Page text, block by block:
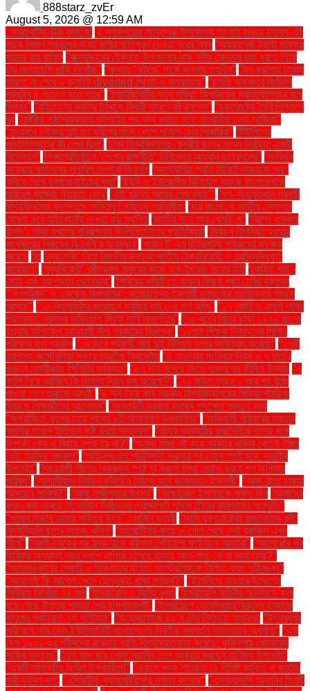
888starz_zvEr
August 5, 2026 @ 12:59 AM
. ডায়াবেটিস ঝুঁকি কমানো:
। সুনামগঞ্জের শান্তিগঞ্জ উপজেলার সাংহাই হাওরে চলমান এই
সড়ক নির্মাণ প্রকল্পের জন্য জমির ক্ষতিপূরণ দেওয়া দূরের বিষয় ''অরফানেজ ট্রাস্ট মামলায়
সাজার রায় বাতিল ''কক্সবাজারের টেকনাফ উপজেলার নাফ নদীর মোহনায় মাছ ধরতে গিয়ে
চার বাংলাদেশি মাঝি নিখোঁজ'' ''খুলনায় ‘নাটুকে’ পার্কে জলবায়ু তহবিল'' ''ঘন কুয়াশায় ঢাকায়
নামতে না পেরে ৬ ফ্লাইট diverted সিলেট ও কলকাতায়'' ''চলতি অর্থবছরে জিডিপি
প্রবৃদ্ধি ৪ শতাংশ হতে পারে'' ''চ্যাটজিপিটির নতুন সুবিধা: ডিপসিকের প্রতিযোগিতার মুখে
বিপ্লব'' ''বাইডেনের জাতির উদ্দেশে বিদায়ী ভাষণে কী বললেন'' ''যুক্তরাষ্ট্রে তৈরি পিস্তলে
খুন ''রাষ্ট্রীয় পৃষ্ঠপোষকতায় লুটপাটের পথ বন্ধ করতে হবে: সাংবাদিক নেতা আজিজ"
''সুন্দরবনে নৌকায় দুই মণ হরিণের মাংস ফেলে পালাল চোর শিকারিরা'' 'টিউলিপের
পদত্যাগপত্রে কী লেখা ছিল'' 'ঢাকা বিশ্ববিদ্যালয় কেন্দ্রীয় ছাত্র সংসদ নির্বাচন: একটি
বিশ্লেষণ'' 'শিক্ষাপ্রতিষ্ঠানে ‘গোপন রাজনীতি’ নিষিদ্ধের আহ্বান ছাত্রদলের'' 'সংবিধান
সংস্কার কমিশনের সুপারিশ সম্পর্কে বিএনপি ‘অস্ট্রেলিয়া প্রতি মিনিটে ভারতকে স্মরণ
করিয়ে দেবে ধবলধোলাইয়ের কথা’ ‘ইইউ ও ইউরোপীয় বিনিয়োগ ব্যাংক বাংলাদেশকে
পরিবেশ সুরক্ষায় সহায়তা দেবে’ ‘এটা হয়তো আমার শেষ ম্যাচ’" ‘গণ–অভ্যুত্থান পরবর্তী
বিশ্ববিদ্যালয় ক্যাম্পাসে শান্তিপূর্ণ পরিবেশ প্রতিষ্ঠিত’ ‘জয় বাংলা’কে জাতীয় স্লোগান
ঘোষণা করে হাইকোর্টের দেওয়া রায় স্থগিত ‘জাতীয় দলে আর খেলছি না’ ‘ট্রাম্প একজন
উন্মাদ’: গাজা দখলের পরিকল্পনায় ফিলিস্তিনিদের প্রতিক্রিয়া ‘নির্বাচন বিলম্বিত হওয়ার
সংস্কারের বিরুদ্ধে বিএনপি’র অবস্থান’ ‘পাঠান টু’ এর চিত্রনাট্য শাহরুখের মন জয়
করেছে ‘মা ‘মুনাফেকি’ নিয়ে রিজভীর মন্তব্য জাতীয় ঐক্যবিরোধী ও দুরভিসন্ধিপূর্ণ:
জামায়াত" ‘যুদ্ধবিরোধী’ রবীন্দ্রনাথ ঠাকুরের কাছে এক ইংরেজ মায়ের চিঠি ‘রোহিত শর্মা -
মোটা এবং গড়পড়তা খেলোয়াড়’ ‘শিবিরের কমিটি’তে থাকার বিষয়ে পূজা চেরির বক্তব্য
"‘গণপরিষদ’ ও ‘সেকেন্ড রিপাবলিক’: জামায়াতসহ ইসলামী দলগুলোর মতভিন্নতা সামনে
আসছে" "১০ কিলোমিটার ব্যবধানে সবজির দাম ৩-৪ গুণ বৃদ্ধি" "১০ কোটি ও এমপি পদের
প্রলোভন: নুরুলের অভিযোগ মিথ্যা দাবি সামান্তার" "১৫ বছরে বিচার ছাড়া ১৯২৬ জনের
হত্যার অভিযোগ আওয়ামী লীগ সরকারের বিরুদ্ধে" "১৮তম শিক্ষক নিবন্ধনের লিখিত
পরীক্ষার ফল প্রকাশ "১৯ দিনে প্রবাসী আয় দুই বিলিয়ন ডলার অতিক্রম করেছে" "২৭টি
ব্যাগসহ অস্ট্রেলিয়া সফরে ভারতীয় ক্রিকেটার "৪ নভেম্বর সংবিধান দিবস ও ৭ মার্চের
গুরুত্ব অস্বীকার: সিপিবির অভিমত" "৬৭ দিন সাগরে ভেসে থাকার পর জীবিত উদ্ধার "৭
বদলি নিয়ে ব্রাজিল কি ফিফার নিয়ম ভঙ্গ করেছে?" "৭০ মাইল দূরে ৪০ বছর পর খুঁজে
পাওয়া গেল হারানো আংটি" "৮ দবি নিয়ে কবি নজরুল বিশ্ববিদ্যালয়ের মিডিয়া স্টাডিজ
বিভাগে শিক্ষার্থীদের আন্দোলন" "অন্তর্বর্তী সরকার যথাযথ পদক্ষেপ গ্রহণে ব্যর্থ
"অপরাজিতা ফুলের চায়ে পাবেন ৬টি অসাধারণ উপকারিতা" "অভিবাসী পরিবারের সন্তান
কমলার সামনে ইতিহাস সৃষ্টি করার সম্ভাবনা" "অমুক ব্যবসায়ীর রাজনৈতিক দলের সঙ্গে
সম্পর্ক: কেন এ বিষয়ে লেখা হয় না?" "অযথা সময় নষ্ট করে সরকারে থাকার কোনো ইচ্ছা
নেই: আসিফ নজরুল" "আইনশৃঙ্খলা পরিস্থিতি সন্ধ্যার পর থেকে স্পষ্ট হবে: স্বরাষ্ট্র
উপদেষ্টা" "আওয়ামী লীগের অবস্থান স্পষ্ট না করলে যমুনা ঘেরাও করবে গণ অধিকার
পরিষদ" "আগামীকাল নির্বাচন কমিশনে বৈঠকে যাবে জামায়াতে ইসলামী" "আজ রাতে ঢাকায়
আসছেন সাকিব?" "আজ লক্ষ্মীপূজার উৎসব" "আজহারুল ইসলামকে মুক্তি দিন "আমাদের
কথা কেউ ভাবছে না: মার্কিন নির্বাচনের প্রেক্ষাপটে পশ্চিম তীরের বাসিন্দাদের অনুভূতি"
"আমার হিজাব আমার শক্তির উৎস" : মার্কিন ছাত্রী "আমি যুক্তরাষ্ট্রের রাজনৈতিক বন্দী:
ফিলিস্তিনি ছাত্র মাহমুদ খলিল" "আর্জেন্টিনার কাছে ৬ গোল খেয়ে সেই ব্রাজিল এখন
শীর্ষে" "আলী-চমকের পর হৃদয়-ঝড়ে বরিশাল পৌঁছালো ফাইনালে আবারো" "আলেপ্পোর পর
সিরিয়ার অন্যান্য শহর দখলে এগিয়ে চলেছে হায়াত আল-শাম: কে বা কারা তারা?"
"আসলাঙ্কারের সেঞ্চুরি ও তিকশানার ঘূর্ণিতে অস্ট্রেলিয়াকে বিস্মিত করল শ্রীলঙ্কা"
"আসলেই কি আপেল খেলে রোগমুক্ত থাকা সম্ভব?" "ইতালিতে যাওয়ার উদ্দেশ্যে
লিবিয়ায় নিখোঁজ ২৪ জন "ইসরায়েলি ৩ জিম্মি মুক্ত "ইসরায়েলি বাহিনীর অভিযানে বন্ধ
হয়ে গেছে উত্তর গাজার শেষ হাসপাতালটি" "ইসরায়েলে নেতানিয়াহুর বিরুদ্ধে হাজারো
মানুষের প্রতিবাদ: দ্য গার্ডিয়ান" "উড়োজাহাজে ৪০ ঘণ্টার নির্যাতন: হাতকড়া "উৎসবমুখর
পরিবেশে নটর ডেম ইউনিভার্সিটি বাংলাদেশের দ্বিতীয় সমাবর্তন সফলভাবে অনুষ্ঠিত" "এই
দেশ ১৯৭১-এর শহীদদের রক্তের প্রতি বিশ্বাসঘাতকতা করেছে: কুমিল্লায় জোনায়েদ
সাকির মন্তব্য" "এক মাস ধরে খোলা সয়াবিন তেল ব্যবহার করছেন বাণিজ্য উপদেষ্টা"
"একটি আমলকীর অসীম উপকারিতা!" "একুশে পদক পাচ্ছেন ১৪ বিশিষ্ট ব্যক্তি ও জাতীয়
নারী ফুটবল দল" "এশিয়াটিক ল্যাবরেটরিজের মুনাফা কমেছে" "এসঅ্যান্ডপি আদানির তিনটি